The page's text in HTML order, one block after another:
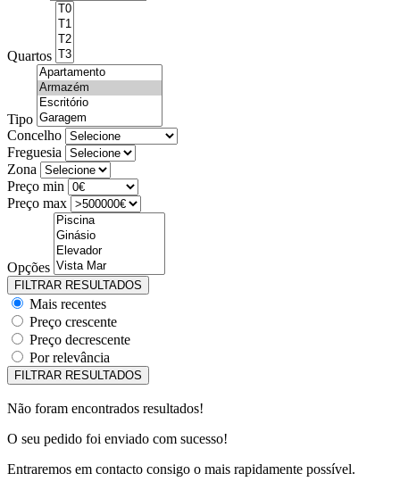
Quartos
Tipo
Concelho
Freguesia
Zona
Preço min
Preço max
Opções
Mais recentes
Preço crescente
Preço decrescente
Por relevância
Não foram encontrados resultados!
O seu pedido foi enviado com sucesso!
Entraremos em contacto consigo o mais rapidamente possível.